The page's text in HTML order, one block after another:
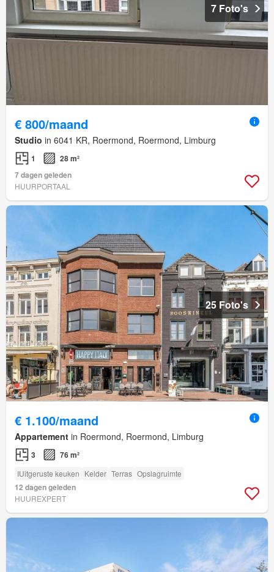
7 Foto's
€ 800/maand
Studio in 6041 KR, Roermond, Roermond, Limburg
1
28 m²
7 dagen geleden
HUURPORTAAL
25 Foto's
€ 1.100/maand
Appartement in Roermond, Roermond, Limburg
3 76 m²
IUitgeruste keuken Kelder Terras Opslagruimte
12 dagen geleden
HUUREXPERT